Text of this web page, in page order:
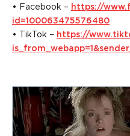
• Facebook – https://
id=100063475576480
• TikTok – https://